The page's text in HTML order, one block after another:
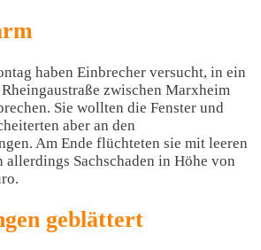
haben Einbrecher versucht, in ein
zwischen Marxheim
Sie wollten die Fenster und
aber an den
Am Ende flüchteten sie mit leeren
Sachschaden in Höhe von
geblättert